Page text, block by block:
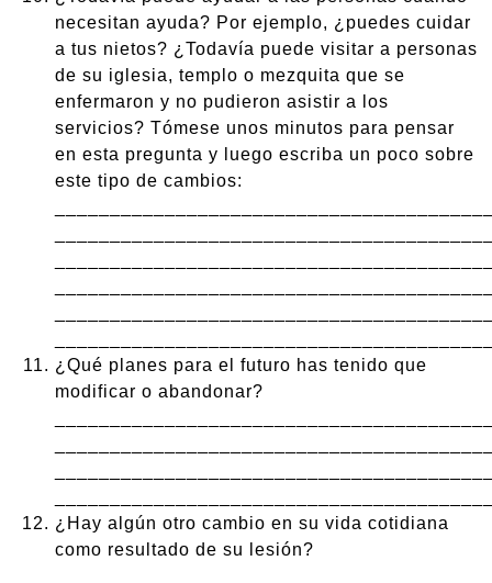
necesitan ayuda? Por ejemplo, ¿puedes cuidar
a tus nietos? ¿Todavía puede visitar a personas
de su iglesia, templo o mezquita que se
enfermaron y no pudieron asistir a los
servicios? Tómese unos minutos para pensar
en esta pregunta y luego escriba un poco sobre
este tipo de cambios:
¿Qué planes para el futuro has tenido que
modificar o abandonar?
¿Hay algún otro cambio en su vida cotidiana
como resultado de su lesión?